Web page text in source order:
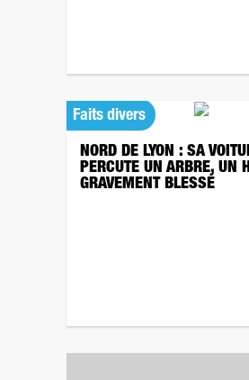
Faits divers
NORD DE LYON : SA
PERCUTE UN ARBRE, UN
GRAVEMENT BLESSÉ